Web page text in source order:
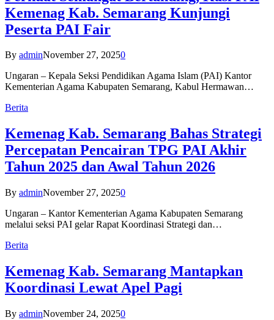
Kemenag Kab. Semarang Kunjungi
Peserta PAI Fair
By adminNovember 27, 20250
Ungaran – Kepala Seksi Pendidikan Agama Islam (PAI) Kantor
Kementerian Agama Kabupaten Semarang, Kabul Hermawan…
Berita
Kemenag Kab. Semarang Bahas Strategi
Percepatan Pencairan TPG PAI Akhir
Tahun 2025 dan Awal Tahun 2026
By adminNovember 27, 20250
Ungaran – Kantor Kementerian Agama Kabupaten Semarang
melalui seksi PAI gelar Rapat Koordinasi Strategi dan…
Berita
Kemenag Kab. Semarang Mantapkan
Koordinasi Lewat Apel Pagi
By adminNovember 24, 20250